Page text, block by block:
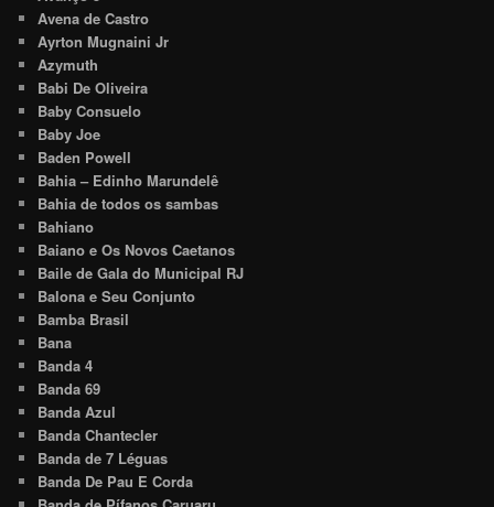
Avena de Castro
Ayrton Mugnaini Jr
Azymuth
Babi De Oliveira
Baby Consuelo
Baby Joe
Baden Powell
Bahia – Edinho Marundelê
Bahia de todos os sambas
Bahiano
Baiano e Os Novos Caetanos
Baile de Gala do Municipal RJ
Balona e Seu Conjunto
Bamba Brasil
Bana
Banda 4
Banda 69
Banda Azul
Banda Chantecler
Banda de 7 Léguas
Banda De Pau E Corda